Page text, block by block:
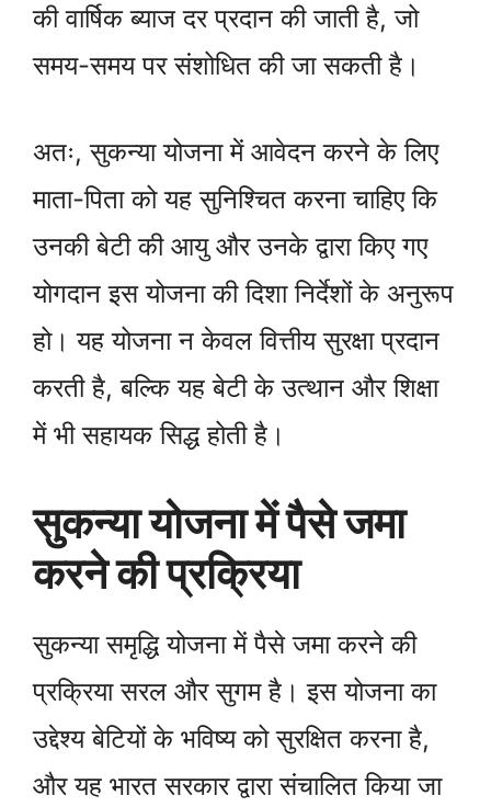
की वार्षिक ब्याज दर प्रदान की जाती है, जो
समय-समय पर संशोधित की जा सकती है।
अतः, सुकन्या योजना में आवेदन करने के लिए
माता-पिता को यह सुनिश्चित करना चाहिए कि
उनकी बेटी की आयु और उनके द्वारा किए गए
योगदान इस योजना की दिशा निर्देशों के अनुरूप
हो। यह योजना न केवल वित्तीय सुरक्षा प्रदान
करती है, बल्कि यह बेटी के उत्थान और शिक्षा
में भी सहायक सिद्ध होती है।
सुकन्या योजना में पैसे जमा
करने की प्रक्रिया
सुकन्या समृद्धि योजना में पैसे जमा करने की
प्रक्रिया सरल और सुगम है। इस योजना का
उद्देश्य बेटियों के भविष्य को सुरक्षित करना है,
और यह भारत सरकार द्वारा संचालित किया जा